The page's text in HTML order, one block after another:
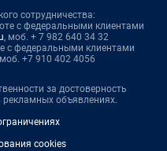
сотрудничества:
с федеральными клиентами
, моб. + 7 982 640 34 32
с федеральными клиентами
+7 910 402 4056
за достоверность
объявлениях.
cookies